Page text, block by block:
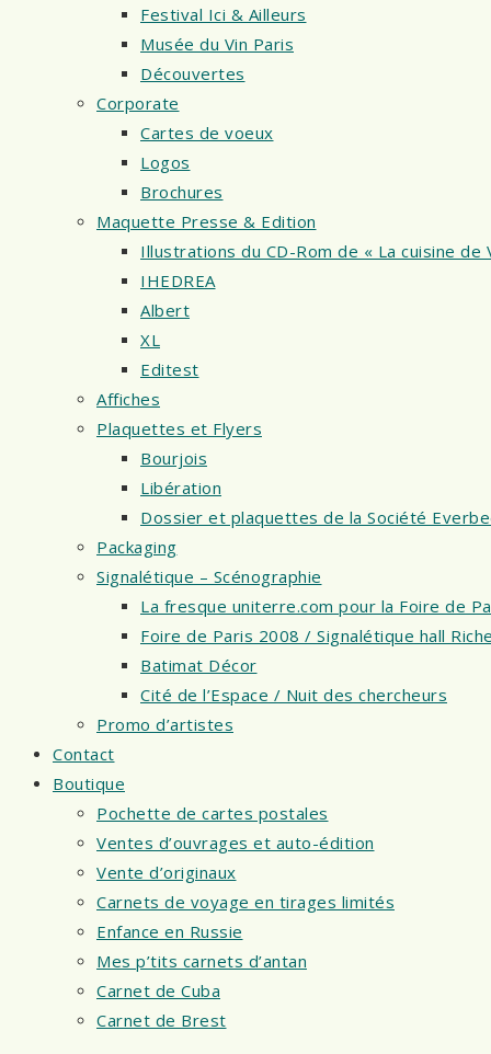
Festival Ici & Ailleurs
Musée du Vin Paris
Découvertes
Corporate
Cartes de voeux
Logos
Brochures
Maquette Presse & Edition
Illustrations du CD-Rom de « La cuisine de
IHEDREA
Albert
XL
Editest
Affiches
Plaquettes et Flyers
Bourjois
Libération
Dossier et plaquettes de la Société
Packaging
Signalétique – Scénographie
La fresque uniterre.com pour la Foire de
Foire de Paris 2008 / Signalétique hall
Batimat Décor
Cité de l’Espace / Nuit des chercheurs
Promo d’artistes
Contact
Boutique
Pochette de cartes postales
Ventes d’ouvrages et auto-édition
Vente d’originaux
Carnets de voyage en tirages limités
Enfance en Russie
Mes p’tits carnets d’antan
Carnet de Cuba
Carnet de Brest